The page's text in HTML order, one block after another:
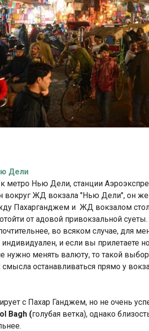
Дели
к метро Нью Дели, станции
вокруг ЖД вокзала "Нью Дели", он
Пахарганджем и ЖД вокзалом
от адовой привокзальной
во всяком случае, для
и если вы прилетаете
менять валюту, то такой выбор
смысла останавливаться прямо у
с Пахар Ганджем, но не очень
Bagh (голубая ветка), однако